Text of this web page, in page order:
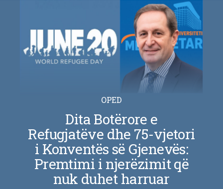
OPED
Dita Botërore e
Refugjatëve dhe 75-vjetori
i Konventës së Gjenevës:
Premtimi i njerëzimit që
nuk duhet harruar